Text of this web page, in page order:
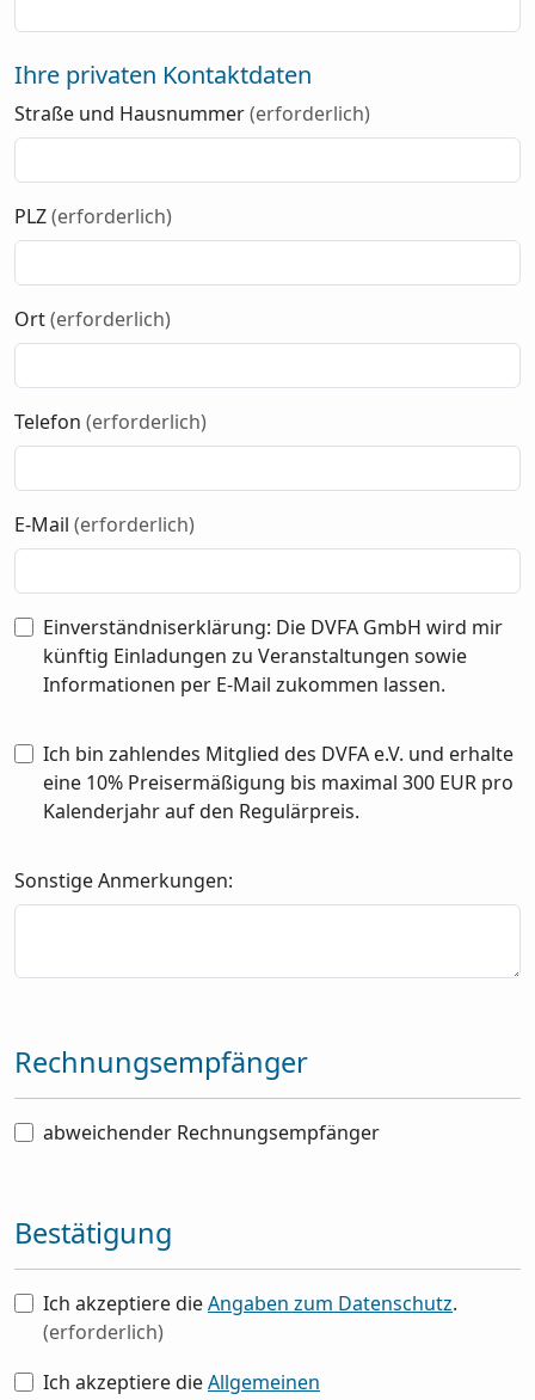
Ihre privaten Kontaktdaten
Straße und Hausnummer(erforderlich)
PLZ(erforderlich)
Ort(erforderlich)
Telefon (erforderlich)
E-Mail (erforderlich)
Einverständniserklärung: Die DVFA GmbH wird mir
künftig Einladungen zu Veranstaltungen sowie
Informationen per E-Mail zukommen lassen.
Ich bin zahlendes Mitglied des DVFA e.V. und erhalte
eine 10% Preisermäßigung bis maximal 300 EUR pro
Kalenderjahr auf den Regulärpreis.
Sonstige Anmerkungen:
Rechnungsempfänger
abweichender Rechnungsempfänger
Bestätigung
Ich akzeptiere dieAngaben zum Datenschutz.
(erforderlich)
Ich akzeptiere dieAllgemeinen